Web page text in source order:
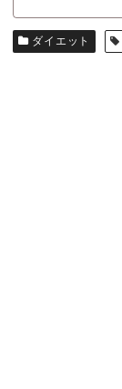
ダイエット